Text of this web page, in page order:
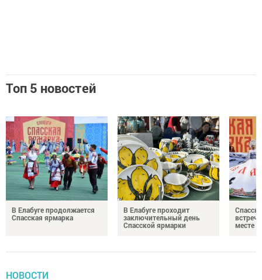
Топ 5 новостей
В Елабуге продолжается
Спасская ярмарка
В Елабуге проходит
заключительный день
Спасской ярмарки
месте
НОВОСТИ